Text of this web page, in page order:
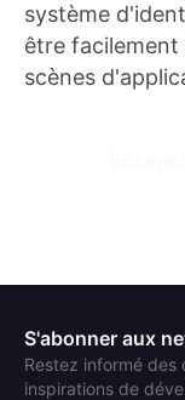
système
être
scènes
S'abonner aux
Restez informé des
inspirations de